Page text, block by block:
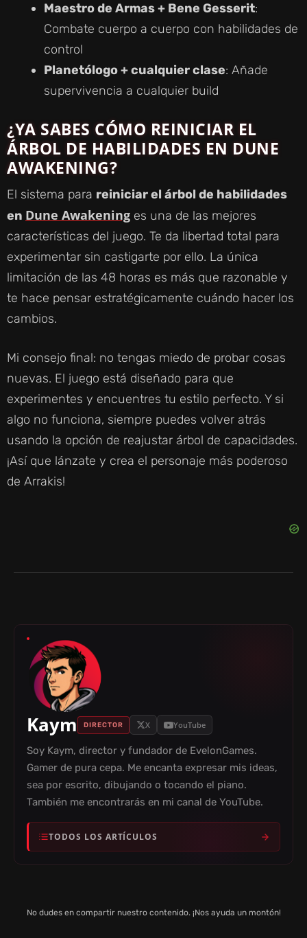
Maestro de Armas + Bene Gesserit:
Combate cuerpo a cuerpo con habilidades de
control
Planetólogo + cualquier clase: Añade
supervivencia a cualquier build
¿YA SABES CÓMO REINICIAR EL
ÁRBOL DE HABILIDADES EN DUNE
AWAKENING?
El sistema para reiniciar el árbol de habilidades
en Dune Awakening es una de las mejores
características del juego. Te da libertad total para
experimentar sin castigarte por ello. La única
limitación de las 48 horas es más que razonable y
te hace pensar estratégicamente cuándo hacer los
cambios.
Mi consejo final: no tengas miedo de probar cosas
nuevas. El juego está diseñado para que
experimentes y encuentres tu estilo perfecto. Y si
algo no funciona, siempre puedes volver atrás
usando la opción de reajustar árbol de capacidades.
¡Así que lánzate y crea el personaje más poderoso
de Arrakis!
Kaym DIRECTOR X YouTube
Soy Kaym, director y fundador de EvelonGames.
Gamer de pura cepa. Me encanta expresar mis ideas,
sea por escrito, dibujando o tocando el piano.
También me encontrarás en mi canal de YouTube.
TODOS LOS ARTÍCULOS
No dudes en compartir nuestro contenido. ¡Nos ayuda un montón!